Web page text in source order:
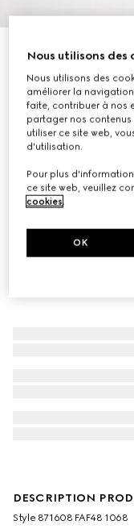
Baskets basses
€ 780
Déclinaisonstoile GG noire
DESCRIPTION
Style ‎871608 FAF48 1068
Nous utilisons des
Nous utilisons des
améliorer la
faite, contribuer à nos
partager nos contenus
utiliser ce site web,
d'utilisation.
Pour plus
ce site web, veuillez
cookies.
OK